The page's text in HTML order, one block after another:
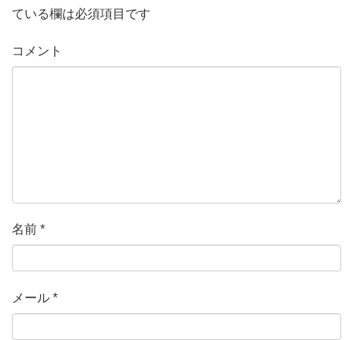
ている欄は必須項目です
コメント
名前 *
メール *